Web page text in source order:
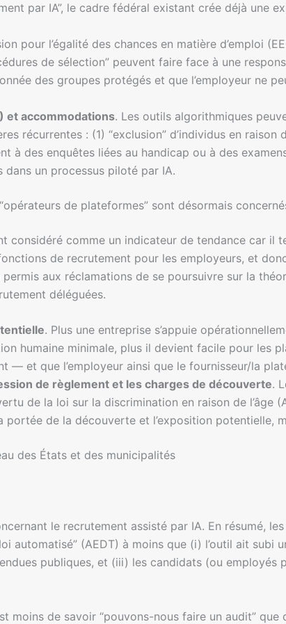
par IA”, le cadre fédéral existant crée déjà une
pour l’égalité des chances en matière d’emploi
de sélection” peuvent faire face à une
des groupes protégés et que l’employeur ne
et accommodations. Les outils algorithmiques
récurrentes : (1) “exclusion” d’individus en
à des enquêtes liées au handicap ou à des
un processus piloté par IA.
de plateformes” sont désormais
considéré comme un indicateur de tendance car il
de recrutement pour les employeurs, et
aux réclamations de se poursuivre sur la
déléguées.
. Plus une entreprise s’appuie
humaine minimale, plus il devient facile pour les
— et que l’employeur ainsi que le fournisseur/la
de règlement et les charges de découverte.
de la loi sur la discrimination en raison de l’âge
portée de la découverte et l’exposition potentielle,
des États et des municipalités
le recrutement assisté par IA. En résumé,
automatisé” (AEDT) à moins que (i) l’outil ait subi
publiques, et (iii) les candidats (ou
moins de savoir “pouvons-nous faire un audit” que